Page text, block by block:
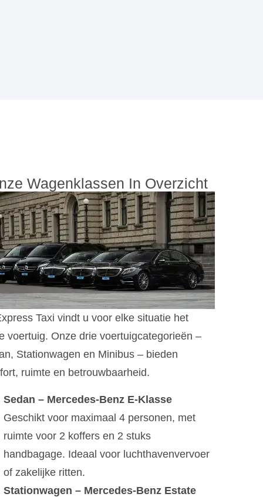
Wagenklassen In Overzicht
Taxi vindt u voor elke situatie het
voertuig. Onze drie voertuigcategorieën –
Stationwagen en Minibus – bieden
ruimte en betrouwbaarheid.
Sedan – Mercedes-Benz E-Klasse
Geschikt voor maximaal 4 personen, met
ruimte voor 2 koffers en 2 stuks
handbagage. Ideaal voor luchthavenvervoer
of zakelijke ritten.
Stationwagen – Mercedes-Benz Estate